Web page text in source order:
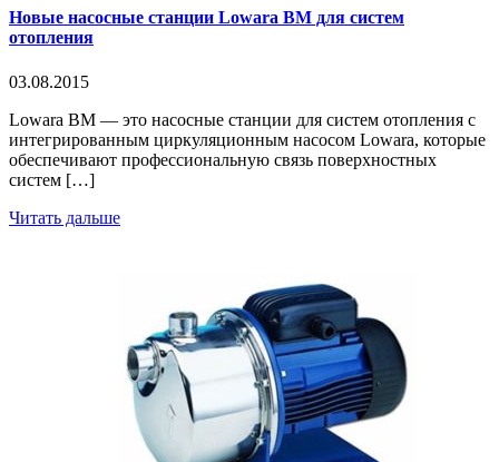
Новые насосные станции Lowara BM для систем
отопления
03.08.2015
Lowara BM — это насосные станции для систем отопления с
интегрированным циркуляционным насосом Lowara, которые
обеспечивают профессиональную связь поверхностных
систем […]
Читать дальше